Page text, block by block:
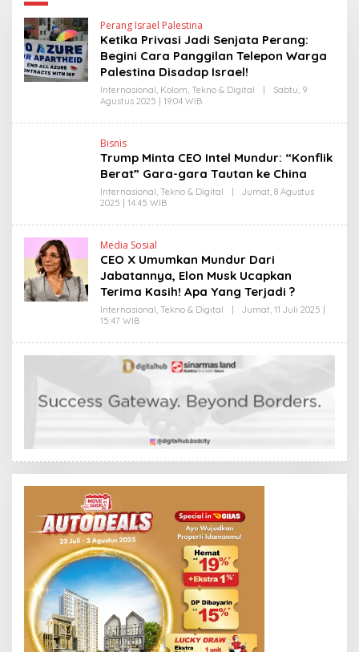
Perang Israel Palestina
Ketika Privasi Jadi Senjata Perang:
Begini Cara Panggilan Telepon Warga
Palestina Disadap Israel!
Internasional, Kolom, Tekno & Digital
Sabtu, 9
Agustus 2025 | 19:04 WIB
E
E
D
R
E
L
N
K
Bisnis
Trump Minta CEO Intel Mundur: “Konflik
Berat” Gara-gara Tautan ke China
Internasional, Tekno & Digital
Jumat, 8 Agustus
2025 | 14:45 WIB
E
A
T
I
N
E
N
Media Sosial
CEO X Umumkan Mundur Dari
Jabatannya, Elon Musk Ucapkan
Terima Kasih! Apa Yang Terjadi ?
Internasional, Tekno & Digital
Jumat, 11 Juli 2025 |
15:47 WIB
E
H
H
D
R
I
K